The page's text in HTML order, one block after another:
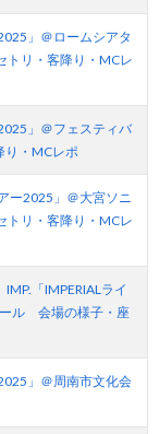
」＠ロームシアタ
リ・客降り・MCレ
」＠フェスティバ
・MCレポ
ー2025」＠大宮ソニ
リ・客降り・MCレ
「IMPERIALライ
ール 会場の様子・座
」＠周南市文化会